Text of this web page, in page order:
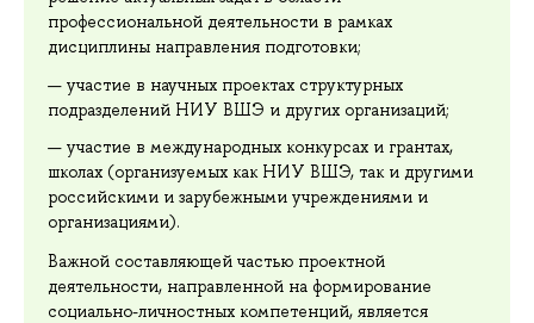
профессиональной деятельности в рамках
дисциплины направления подготовки;
участие в научных проектах структурных
подразделений НИУ ВШЭ и других организаций;
участие в международных конкурсах и грантах,
школах (организуемых как НИУ ВШЭ, так и другими
российскими и зарубежными учреждениями и
организациями).
Важной составляющей частью проектной
деятельности, направленной на формирование
социально-личностных компетенций, является